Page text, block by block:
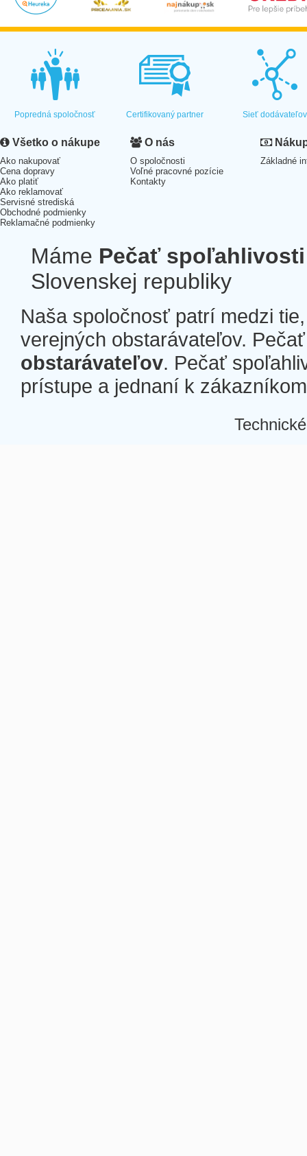
Popredná spoločnosť Certifikovaný partner Sieť dodávateľov
Všetko o nákupe
Ako nakupovať
Cena dopravy
Ako platiť
Ako reklamovať
Servisné strediská
Obchodné podmienky
Reklamačné podmienky
O nás
O spoločnosti
Voľné pracovné pozície
Kontakty
Základné
Máme Pečať spoľahlivosti
Slovenskej republiky
Naša spoločnosť patrí medzi
verejných obstarávateľov.
obstarávateľov. Pečať
prístupe a jednaní k